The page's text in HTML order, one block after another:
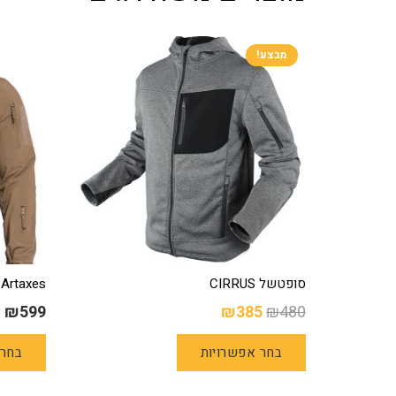
מבצע!
סופטשל CIRRUS
₪480
המחיר
המקורי
היה:
₪480.
₪385
הנוכחי
הוא:
₪385.
בחר אפשרויות
Artaxes סופטשל –
₪599